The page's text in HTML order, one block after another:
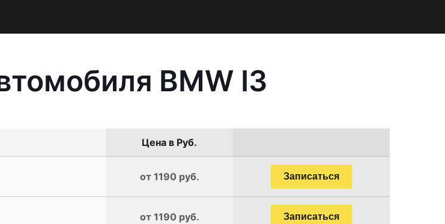
BMW I3
Цена в Руб.
от 1190 руб. Записаться
от 1190 руб. Записаться